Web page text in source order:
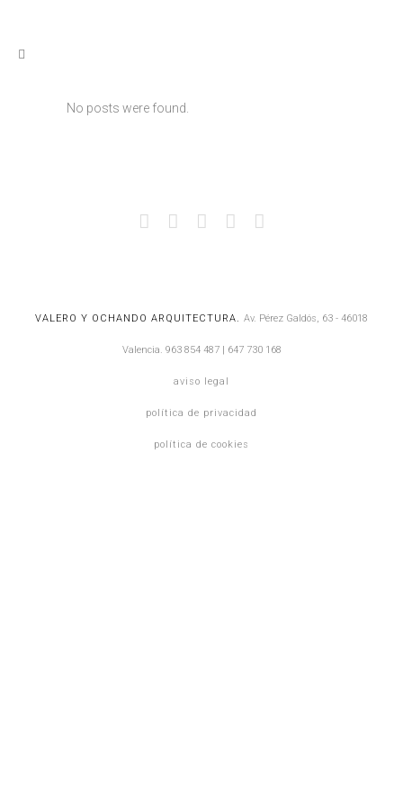
No posts were found.
VALERO Y OCHANDO ARQUITECTURA. Av. Pérez Galdós, 63 - 46018
Valencia. 963 854 487| 647 730 168
aviso legal
política de privacidad
política de cookies